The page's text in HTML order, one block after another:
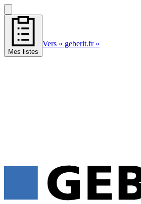
Mes listes
Vers « geberit.fr »